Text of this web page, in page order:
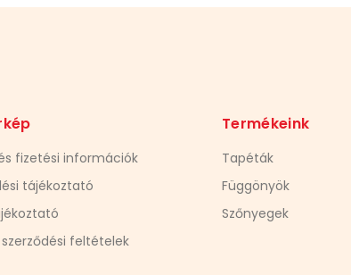
fizetési információk
tájékoztató
feltételek
Termékeink
Tapéták
Függönyök
Szőnyegek